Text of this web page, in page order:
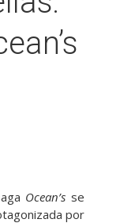
Ocean’s se
por